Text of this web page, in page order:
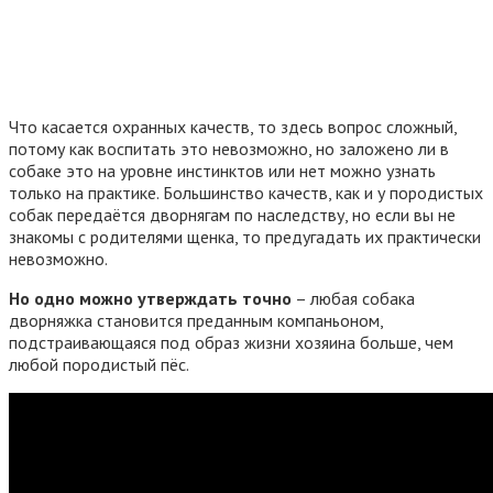
Что касается охранных качеств, то здесь вопрос сложный,
потому как воспитать это невозможно, но заложено ли в
собаке это на уровне инстинктов или нет можно узнать
только на практике. Большинство качеств, как и у породистых
собак передаётся дворнягам по наследству, но если вы не
знакомы с родителями щенка, то предугадать их практически
невозможно.
Но одно можно утверждать точно – любая собака
дворняжка становится преданным компаньоном,
подстраивающаяся под образ жизни хозяина больше, чем
любой породистый пёс.